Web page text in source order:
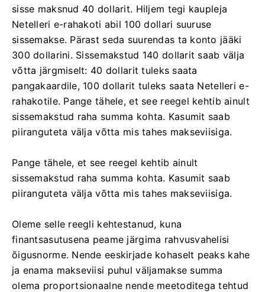
sisse maksnud 40 dollarit. Hiljem tegi kaupleja
Netelleri e-rahakoti abil 100 dollari suuruse
sissemakse. Pärast seda suurendas ta konto jääki
300 dollarini. Sissemakstud 140 dollarit saab välja
võtta järgmiselt: 40 dollarit tuleks saata
pangakaardile, 100 dollarit tuleks saata Netelleri e-
rahakotile. Pange tähele, et see reegel kehtib ainult
sissemakstud raha summa kohta. Kasumit saab
piiranguteta välja võtta mis tahes makseviisiga.
Pange tähele, et see reegel kehtib ainult
sissemakstud raha summa kohta. Kasumit saab
piiranguteta välja võtta mis tahes makseviisiga.
Oleme selle reegli kehtestanud, kuna
finantsasutusena peame järgima rahvusvahelisi
õigusnorme. Nende eeskirjade kohaselt peaks kahe
ja enama makseviisi puhul väljamakse summa
olema proportsionaalne nende meetoditega tehtud